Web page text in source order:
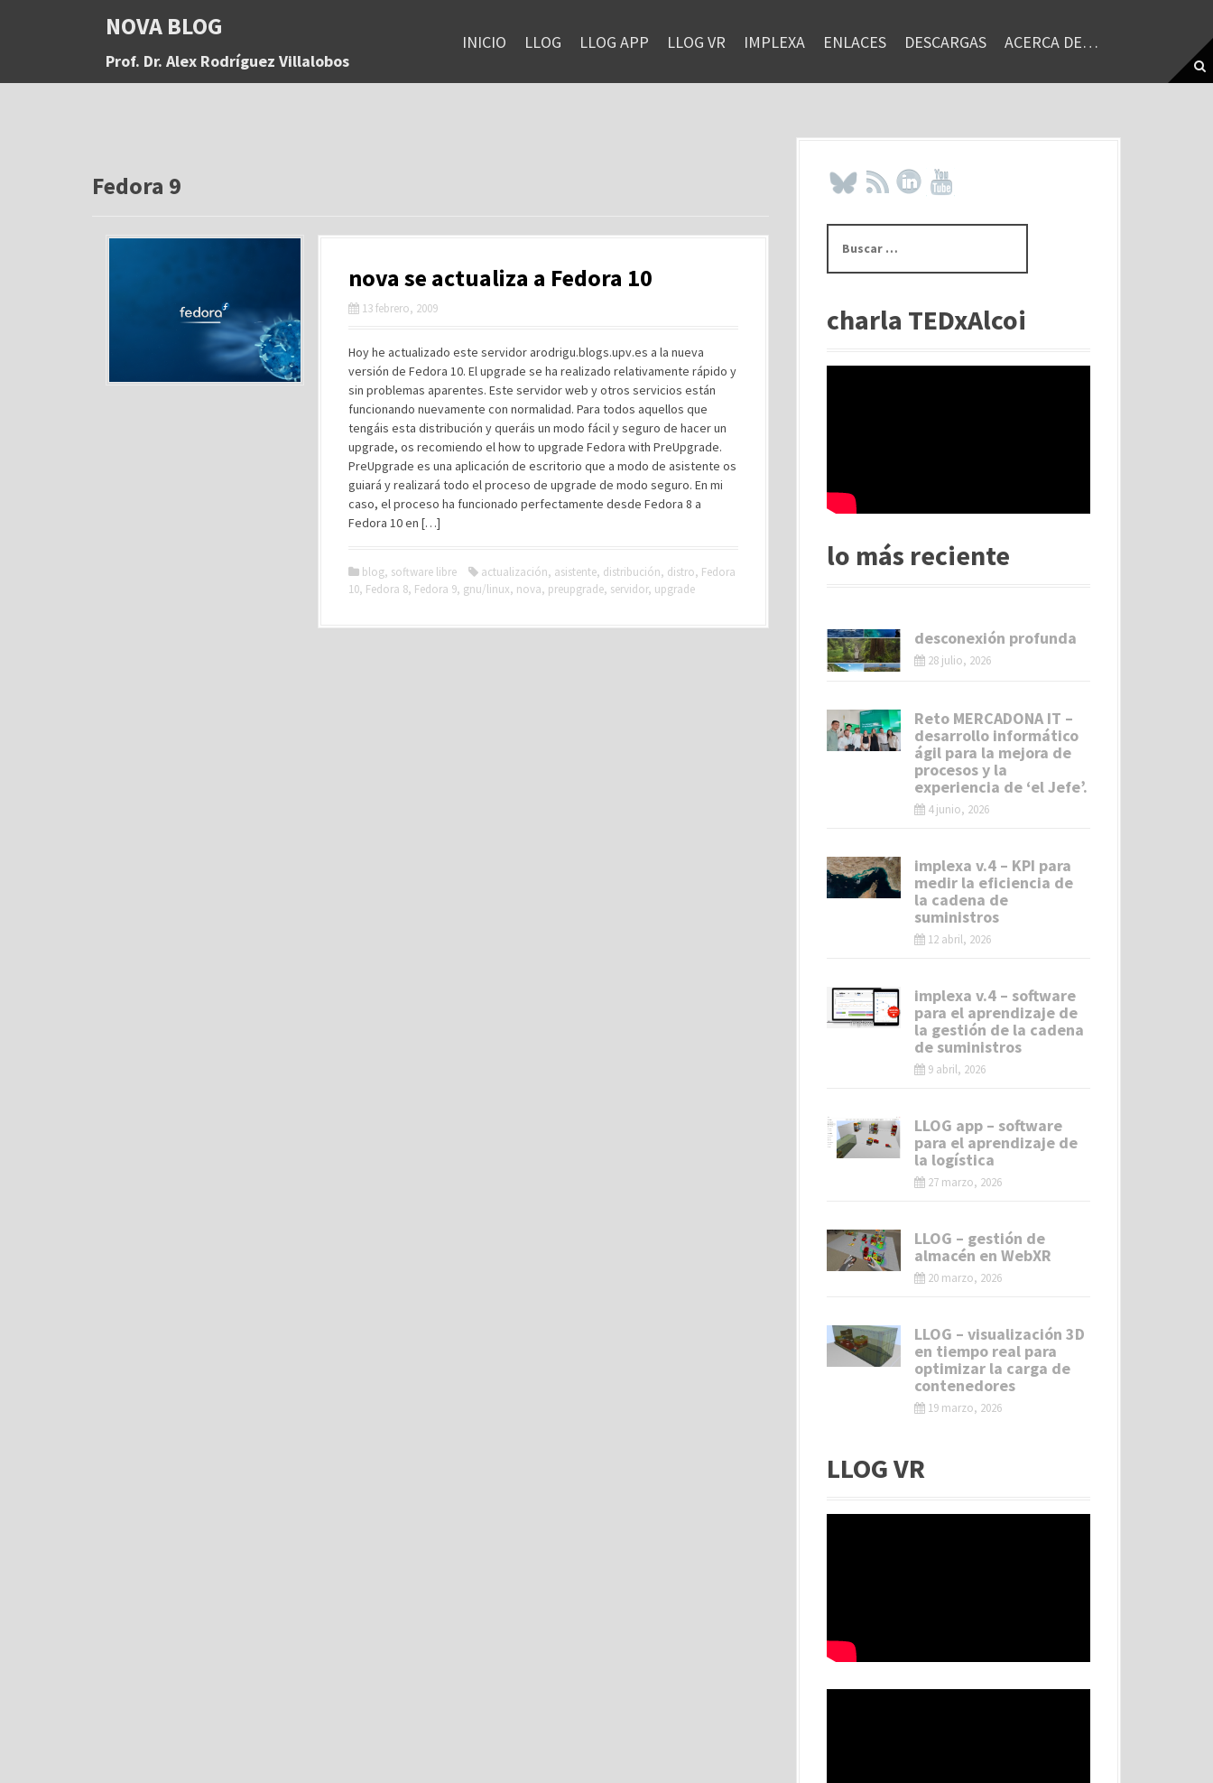
a
NOVA BLOG
Prof. Dr. Alex Rodríguez Villalobos
INICIO LLOG LLOG APP LLOG VR IMPLEXA ENLACES DESCARGAS ACERCA DE…
Fedora 9
nova se actualiza a Fedora 10
13 febrero, 2009
Hoy he actualizado este servidor arodrigu.blogs.upv.es a la nueva
versión de Fedora 10. El upgrade se ha realizado relativamente rápido y
sin problemas aparentes. Este servidor web y otros servicios están
funcionando nuevamente con normalidad. Para todos aquellos que
tengáis esta distribución y queráis un modo fácil y seguro de hacer un
upgrade, os recomiendo el how to upgrade Fedora with PreUpgrade.
PreUpgrade es una aplicación de escritorio que a modo de asistente os
guiará y realizará todo el proceso de upgrade de modo seguro. En mi
caso, el proceso ha funcionado perfectamente desde Fedora 8 a
Fedora 10 en […]
blog, software libre actualización, asistente, distribución, distro, Fedora
10, Fedora 8, Fedora 9, gnu/linux, nova, preupgrade, servidor, upgrade
s
rcharla TEDxAlcoi
lo más reciente
desconexión profunda
28 julio, 2026
Reto MERCADONA IT –
desarrollo informático
ágil para la mejora de
procesos y la
experiencia de ‘el Jefe’.
4 junio, 2026
implexa v.4 – KPI para
medir la eficiencia de
la cadena de
suministros
12 abril, 2026
implexa v.4 – software
para el aprendizaje de
la gestión de la cadena
de suministros
9 abril, 2026
LLOG app – software
para el aprendizaje de
la logística
27 marzo, 2026
LLOG – gestión de
almacén en WebXR
20 marzo, 2026
LLOG – visualización 3D
en tiempo real para
optimizar la carga de
contenedores
19 marzo, 2026
LLOG VR